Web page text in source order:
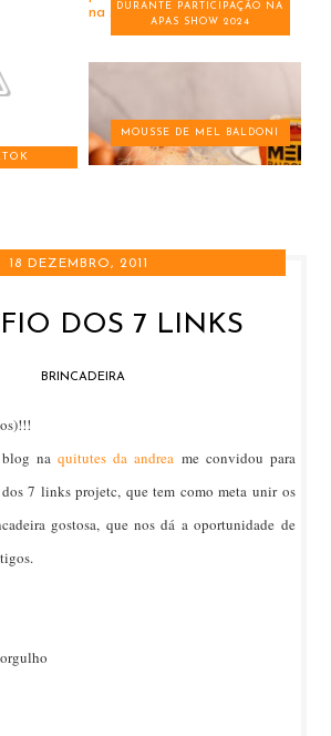
DURANTE PARTICIPAÇÃO NA
APAS SHOW 2024
MOUSSE DE MEL BALDONI
18 DEZEMBRO, 2011
DOS 7 LINKS
BRINCADEIRA
blog naquitutes da andrea me convidou para
7 links projetc, que tem como meta unir os
gostosa, que nos dá a oportunidade de